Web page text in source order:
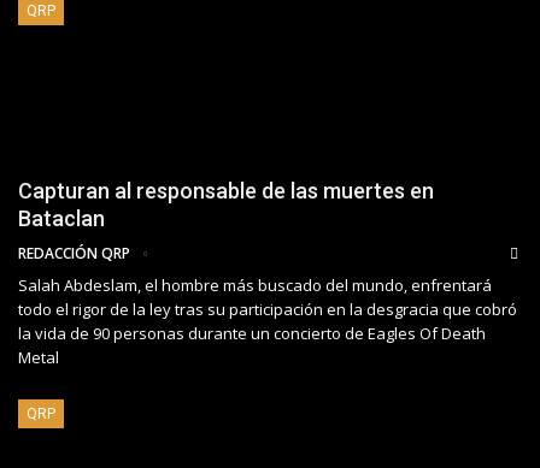
QRP
Capturan al responsable de las muertes en
Bataclan
REDACCIÓN QRP
Salah Abdeslam, el hombre más buscado del mundo, enfrentará
todo el rigor de la ley tras su participación en la desgracia que cobró
la vida de 90 personas durante un concierto de Eagles Of Death
Metal
QRP